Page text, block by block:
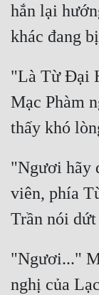
hắn lại
"Là Từ Đại
Mạc Phàm
"Ngươi hãy
viên, phía
"Ngươi..."
nghị của